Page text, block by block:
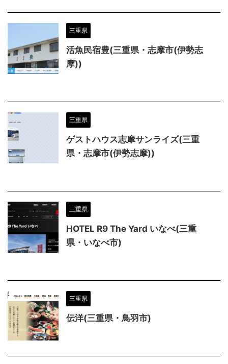
三重県
活魚民宿豊(三重県・志摩市(伊勢志
摩))
三重県
ゲストハウス志摩サンライズ(三重
県・志摩市(伊勢志摩))
三重県
HOTEL R9 The Yard いなべ(三重
県・いなべ市)
三重県
伝洋(三重県・鳥羽市)